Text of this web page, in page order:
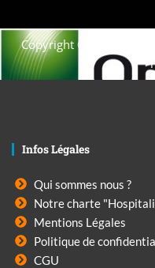
Copyright © 2021.
Infos Légales
Qui sommes nous ?
Notre charte
Mentions Légales
Politique de
CGU